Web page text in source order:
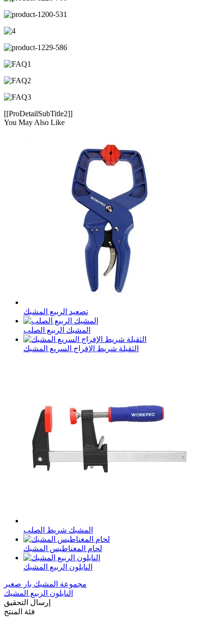
[[ProDetailSubTitle2]]
You May Also Like
تصعيد الربيع المشبك
المشبك الربيع الصلب
الثقيلة شريط الإفراج السريع المشبك
المشبك شريط الصلب
لحام المغناطيس المشبك
النايلون الربيع المشبك
مجموعة المشبك بار صغير
النايلون الربيع المشبك
إرسال التحقيق
فئة المنتج